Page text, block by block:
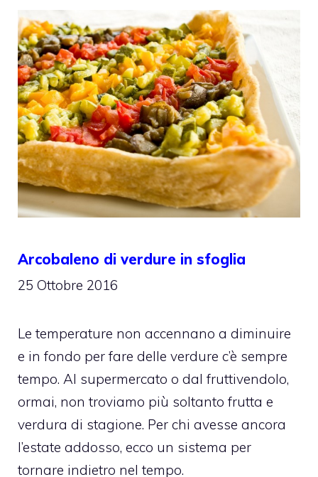
Arcobaleno di verdure in sfoglia
25 Ottobre 2016
Le temperature non accennano a diminuire
e in fondo per fare delle verdure c’è sempre
tempo. Al supermercato o dal fruttivendolo,
ormai, non troviamo più soltanto frutta e
verdura di stagione. Per chi avesse ancora
l’estate addosso, ecco un sistema per
tornare indietro nel tempo.